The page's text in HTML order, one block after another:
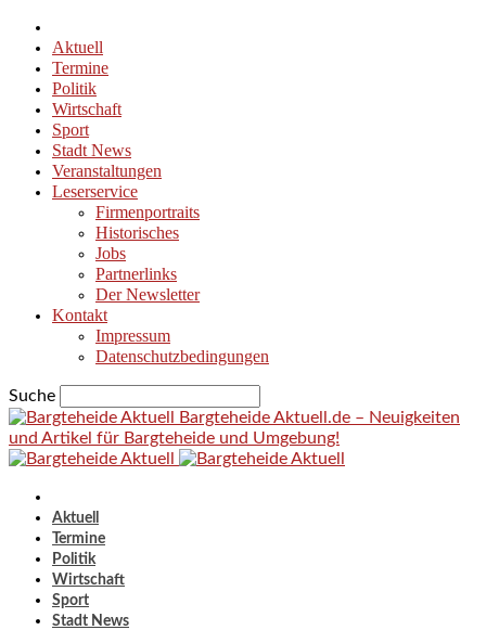
Aktuell
Termine
Politik
Wirtschaft
Sport
Stadt News
Veranstaltungen
Leserservice
Firmenportraits
Historisches
Jobs
Partnerlinks
Der Newsletter
Kontakt
Impressum
Datenschutzbedingungen
Suche
Bargteheide Aktuell.de – Neuigkeiten
und Artikel für Bargteheide und Umgebung!
Aktuell
Termine
Politik
Wirtschaft
Sport
Stadt News